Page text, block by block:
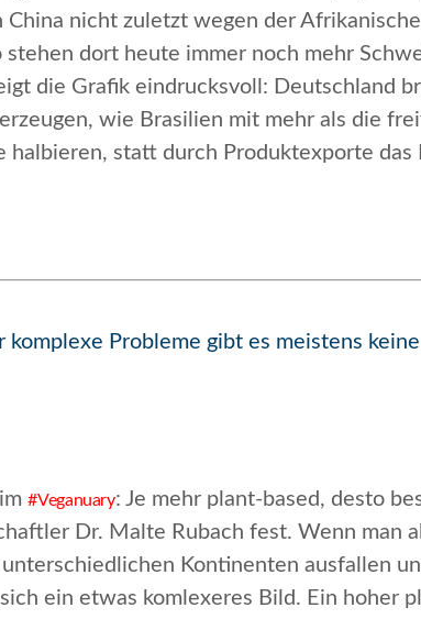
China nicht zuletzt wegen der
dort heute immer noch mehr
die Grafik eindrucksvoll: Deutschland
wie Brasilien mit mehr als die
halbieren, statt durch Produktexporte das
komplexe Probleme gibt es meistens
im#Veganuary: Je mehr plant-based, desto
Dr. Malte Rubach fest. Wenn man
unterschiedlichen Kontinenten ausfallen
ein etwas komlexeres Bild. Ein